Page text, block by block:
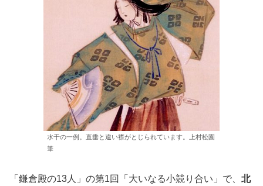
水干の一例。直垂と違い襟がとじられています。上村松園
筆
「鎌倉殿の13人」の第1回「大いなる小競り合い」で、 北